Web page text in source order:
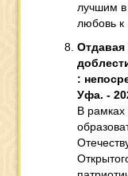
лучшим
любовь к
Отдавая
:
Уфа. -
В рамках